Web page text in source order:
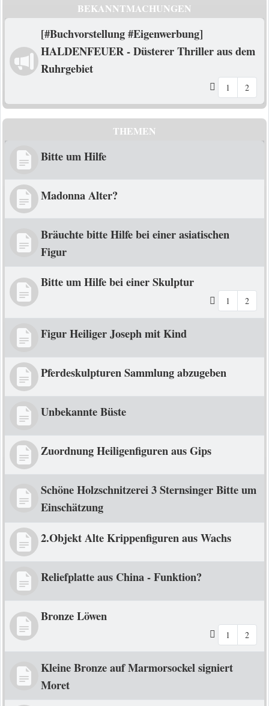
BEKANNTMACHUNGEN
[#Buchvorstellung #Eigenwerbung]
HALDENFEUER - Düsterer Thriller aus dem
Ruhrgebiet
1 2
THEMEN
Bitte um Hilfe
Madonna Alter?
Bräuchte bitte Hilfe bei einer asiatischen
Figur
Bitte um Hilfe bei einer Skulptur
1 2
Figur Heiliger Joseph mit Kind
Pferdeskulpturen Sammlung abzugeben
Unbekannte Büste
Zuordnung Heiligenfiguren aus Gips
Schöne Holzschnitzerei 3 Sternsinger Bitte um
Einschätzung
2.Objekt Alte Krippenfiguren aus Wachs
Reliefplatte aus China - Funktion?
Bronze Löwen
1 2
Kleine Bronze auf Marmorsockel signiert
Moret